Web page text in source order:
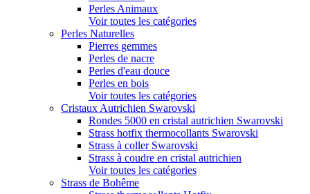
Perles Animaux
Voir toutes les catégories
Perles Naturelles
Pierres gemmes
Perles de nacre
Perles d'eau douce
Perles en bois
Voir toutes les catégories
Cristaux Autrichien Swarovski
Rondes 5000 en cristal autrichien Swarovski
Strass hotfix thermocollants Swarovski
Strass à coller Swarovski
Strass à coudre en cristal autrichien
Voir toutes les catégories
Strass de Bohême